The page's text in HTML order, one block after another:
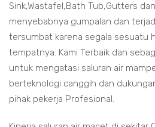
Sink,Wastafel,Bath Tub,Gutters
menyebabnya gumpalan dan
tersumbat karena segala sesuatu
tempatnya. Kami Terbaik dan
untuk mengatasi saluran air
berteknologi canggih dan
pihak pekerja Profesional.